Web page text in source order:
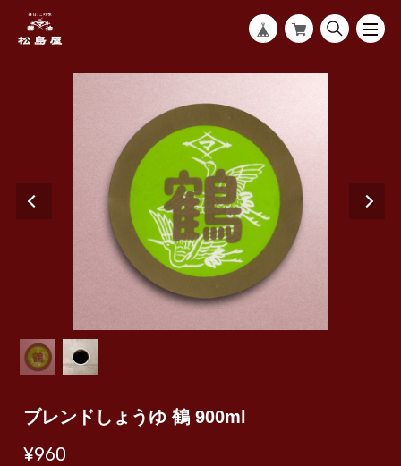
ブレンドしょうゆ 鶴 900ml
¥960